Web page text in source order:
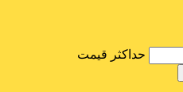
حداكثر قيمت